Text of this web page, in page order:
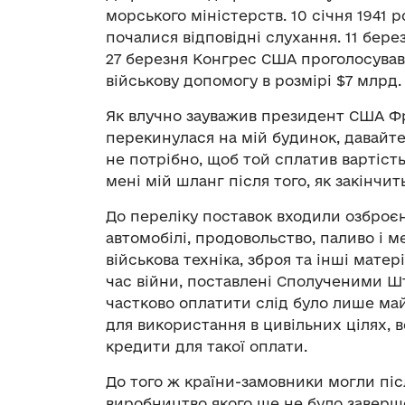
морського міністерств. 10 січня 1941
почалися відповідні слухання. 11
27 березня Конгрес США
військову допомогу в розмірі $7 млрд.
Як влучно зауважив президент США
перекинулася на мій будинок,
не потрібно, щоб той сплатив
мені мій шланг після того, як
До переліку поставок входили
автомобілі, продовольство, паливо
військова техніка, зброя та інші
час війни, поставлені Сполученими
частково оплатити слід було лише
для використання в цивільних
кредити для такої оплати.
До того ж країни-замовники могли